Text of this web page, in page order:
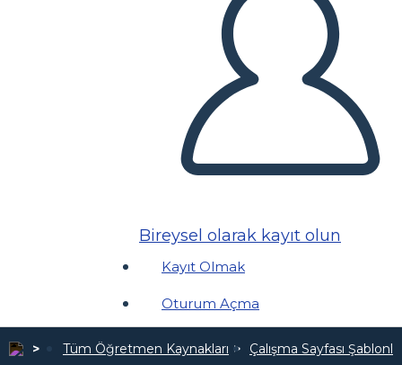
Bireysel olarak kayıt olun
Kayıt Olmak
Oturum Açma
Tüm Öğretmen Kaynakları Çalışma Sayfası